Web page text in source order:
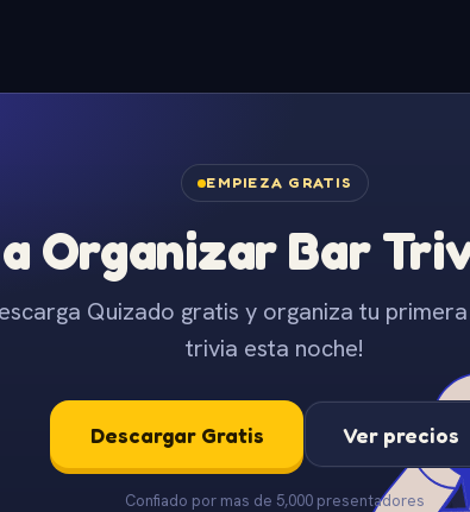
EMPIEZA GRATIS
Organizar Bar
Quizado gratis y organiza tu
trivia esta noche!
Descargar Gratis Ver precios
Confiado por mas de 5,000 presentadores